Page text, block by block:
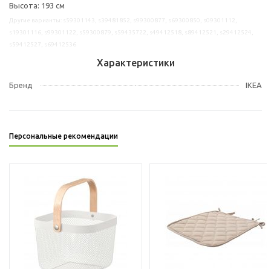
Высота: 193 см
Характеристики
Бренд IKEA
Персональные рекомендации